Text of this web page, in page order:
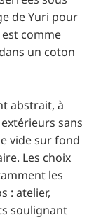
de Yuri pour
comme
un coton
abstrait, à
sans
vide sur fond
Les choix
les
: atelier,
soulignant